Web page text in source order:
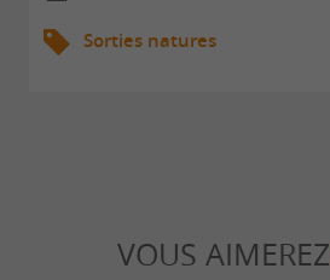
Sorties natures
VOUS AIMEREZ